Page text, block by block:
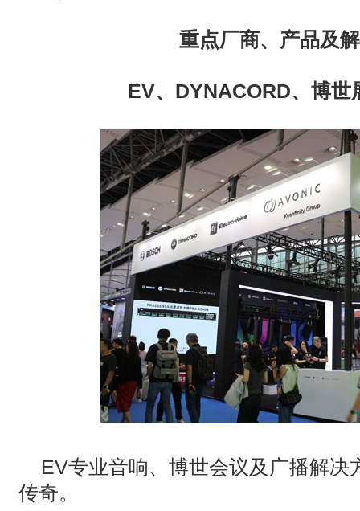
重点厂商、产品及
EV、 DYNACORD、博世
EV专业音响、博世会议及广播解决
传奇。